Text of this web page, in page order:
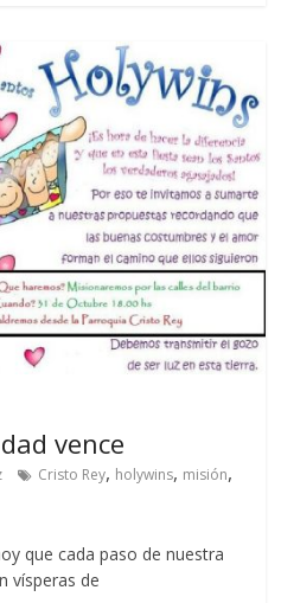
vence
Cristo Rey, holywins, misión,
que cada paso de nuestra
vísperas de